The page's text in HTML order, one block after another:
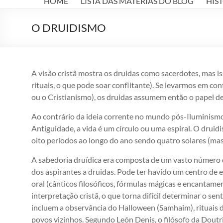
LUZ
Kardec
O DRUIDISMO
A visão cristã mostra os druidas como sacerdotes, mas
rituais, o que pode soar conflitante). Se levarmos em
ou o Cristianismo), os druidas assumem então o papel
Ao contrário da ideia corrente no mundo pós-
Antiguidade, a vida é um círculo ou uma espiral. O
oito períodos ao longo do ano sendo quatro solares
A sabedoria druídica era composta de um vasto
dos aspirantes a druidas. Pode ter havido um centro de
oral (cânticos filosóficos, fórmulas mágicas e
interpretação cristã, o que torna difícil determinar o
incluem a observância do Halloween (Samhaim), rituais
povos vizinhos. Segundo León Denis, o filósofo da